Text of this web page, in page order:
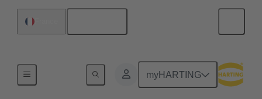
myHARTING
Raccordement carte mère à carte fille